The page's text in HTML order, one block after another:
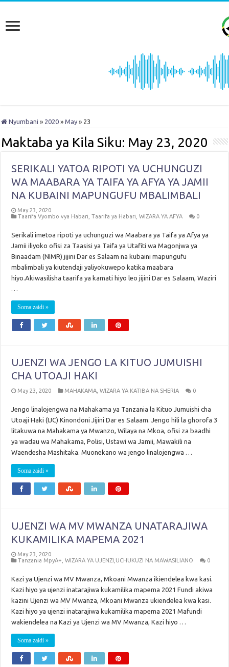
Nyumbani » 2020 » May » 23
Maktaba ya Kila Siku: May 23, 2020
SERIKALI YATOA RIPOTI YA UCHUNGUZI
WA MAABARA YA TAIFA YA AFYA YA JAMII
NA KUBAINI MAPUNGUFU MBALIMBALI
May 23, 2020
Taarifa Vyombo vya Habari ,Taarifa ya Habari ,WIZARA YA AFYA 0
Serikali imetoa ripoti ya uchunguzi wa Maabara ya Taifa ya Afya ya
Jamii iliyoko ofisi za Taasisi ya Taifa ya Utafiti wa Magonjwa ya
Binaadam (NIMR) jijini Dar es Salaam na kubaini mapungufu
mbalimbali ya kiutendaji yaliyokuwepo katika maabara
hiyo.Akiwasilisha taarifa ya kamati hiyo leo jijini Dar es Salaam, Waziri
…
Soma zaidi »
UJENZI WA JENGO LA KITUO JUMUISHI
CHA UTOAJI HAKI
May 23, 2020 MAHAKAMA ,WIZARA YA KATIBA NA SHERIA 0
Jengo linalojengwa na Mahakama ya Tanzania la Kituo Jumuishi cha
Utoaji Haki (IJC) Kinondoni Jijini Dar es Salaam. Jengo hili la ghorofa 3
litakuwa na Mahakama ya Mwanzo, Wilaya na Mkoa, ofisi za baadhi
ya wadau wa Mahakama, Polisi, Ustawi wa Jamii, Mawakili na
Waendesha Mashitaka. Muonekano wa jengo linalojengwa …
Soma zaidi »
UJENZI WA MV MWANZA UNATARAJIWA
KUKAMILIKA MAPEMA 2021
May 23, 2020
Tanzania MpyA+ ,WIZARA YA UJENZI,UCHUKUZI NA MAWASILIANO 0
Kazi ya Ujenzi wa MV Mwanza, Mkoani Mwanza ikiendelea kwa kasi.
Kazi hiyo ya ujenzi inatarajiwa kukamilika mapema 2021 Fundi akiwa
kazini Ujenzi wa MV Mwanza, Mkoani Mwanza ukiendelea kwa kasi.
Kazi hiyo ya ujenzi inatarajiwa kukamilika mapema 2021 Mafundi
wakiendelea na Kazi ya Ujenzi wa MV Mwanza, Kazi hiyo …
Soma zaidi »